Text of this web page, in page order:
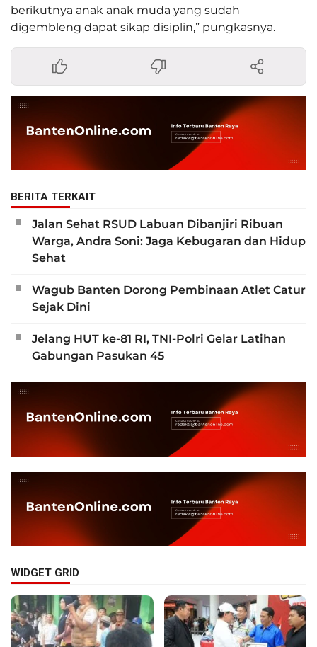
berikutnya anak anak muda yang sudah
digembleng dapat sikap disiplin,” pungkasnya.
BERITA TERKAIT
Jalan Sehat RSUD Labuan Dibanjiri Ribuan
Warga, Andra Soni: Jaga Kebugaran dan Hidup
Sehat
Wagub Banten Dorong Pembinaan Atlet Catur
Sejak Dini
Jelang HUT ke-81 RI, TNI-Polri Gelar Latihan
Gabungan Pasukan 45
WIDGET GRID